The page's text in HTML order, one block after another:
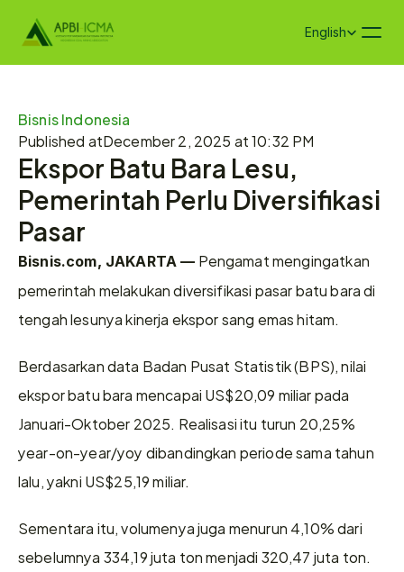
Select Language
English
Bisnis Indonesia
Published atDecember 2, 2025 at 10:32 PM
Ekspor Batu Bara Lesu,
Pemerintah Perlu Diversifikasi
Pasar
Bisnis.com, JAKARTA — Pengamat mengingatkan
pemerintah melakukan diversifikasi pasar batu bara di
tengah lesunya kinerja ekspor sang emas hitam.
Berdasarkan data Badan Pusat Statistik (BPS), nilai
ekspor batu bara mencapai US$20,09 miliar pada
Januari-Oktober 2025. Realisasi itu turun 20,25%
year-on-year/yoy dibandingkan periode sama tahun
lalu, yakni US$25,19 miliar.
Sementara itu, volumenya juga menurun 4,10% dari
sebelumnya 334,19 juta ton menjadi 320,47 juta ton.